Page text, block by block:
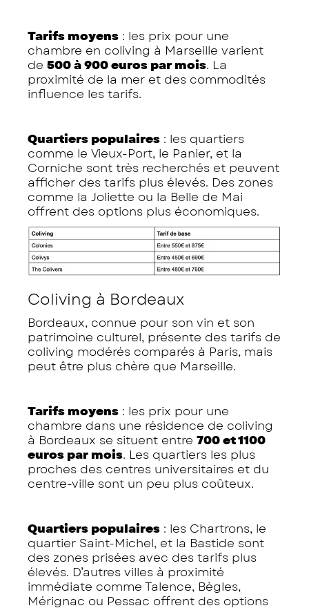
Tarifs moyens : les prix pour une
chambre en coliving à Marseille varient
de 500 à 900 euros par mois. La
proximité de la mer et des commodités
influence les tarifs.
Quartiers populaires : les quartiers
comme le Vieux-Port, le Panier, et la
Corniche sont très recherchés et peuvent
afficher des tarifs plus élevés. Des zones
comme la Joliette ou la Belle de Mai
offrent des options plus économiques.
Coliving à Bordeaux
Bordeaux, connue pour son vin et son
patrimoine culturel, présente des tarifs de
coliving modérés comparés à Paris, mais
peut être plus chère que Marseille.
Tarifs moyens : les prix pour une
chambre dans une résidence de coliving
à Bordeaux se situent entre 700 et 1100
euros par mois. Les quartiers les plus
proches des centres universitaires et du
centre-ville sont un peu plus coûteux.
Quartiers populaires : les Chartrons, le
quartier Saint-Michel, et la Bastide sont
des zones prisées avec des tarifs plus
élevés. D’autres villes à proximité
immédiate comme Talence, Bègles,
Mérignac ou Pessac offrent des options